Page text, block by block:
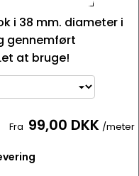
i 38 mm. diameter i
gennemført
at bruge!
Fra 99,00 DKK /meter